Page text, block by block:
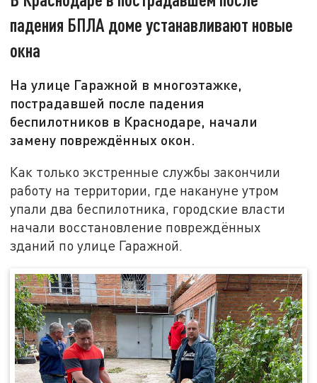
падения БПЛА доме устанавливают новые
окна
На улице Гаражной в многоэтажке,
пострадавшей после падения
беспилотников в Краснодаре, начали
замену повреждённых окон.
Как только экстренные службы закончили
работу на территории, где накануне утром
упали два беспилотника, городские власти
начали восстановление повреждённых
зданий по улице Гаражной.